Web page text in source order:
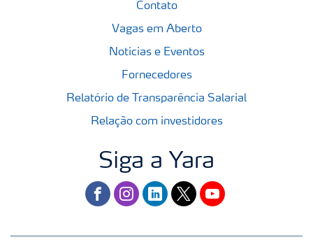
Contato
Vagas em Aberto
Notícias e Eventos
Fornecedores
Relatório de Transparência Salarial
Relação com investidores
Siga a Yara
facebookinstagram
linkedintwitteryoutube